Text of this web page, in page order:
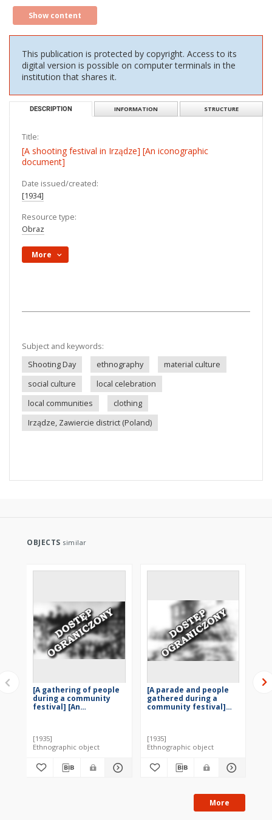
Show content
This publication is protected by copyright. Access to its
digital version is possible on computer terminals in the
institution that shares it.
DESCRIPTION INFORMATION STRUCTURE
Title:
[A shooting festival in Irządze] [An iconographic
document]
Date issued/created:
[1934]
Resource type:
Obraz
More
Subject and keywords:
Shooting Day
ethnography
material culture
social culture
local celebration
local communities
clothing
Irządze, Zawiercie district (Poland)
OBJECTS similar
[A gathering of people
during a community
festival] [An
[1935]
Ethnographic object
[A parade and people
gathered during a
community festival]
[1935]
Ethnographic object
More